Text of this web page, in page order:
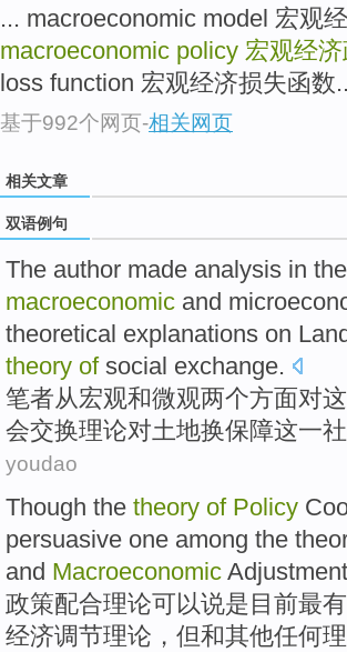
... macroeconomic model 宏观
macroeconomic policy 宏观经
loss function 宏观经济损失函数
基于992个网页-相关网页
相关文章
双语例句
The author made analysis in the
macroeconomic and
theoretical explanations on
theory of social exchange.
笔者从宏观和微观两个方面对这
会交换理论对土地换保障这一
youdao
Though the theory of Policy
persuasive one among the
and Macroeconomic Adjustment
政策配合理论可以说是 目前最有
经济调节理论， 但和其他任何